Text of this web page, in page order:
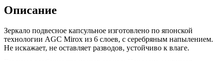
с
холодной
подсветкой
Описание
Зеркало подвесное капсульное изготовлено по японской
технологии AGC Mirox из 6 слоев, с серебряным напылением.
Не искажает, не оставляет разводов, устойчиво к влаге.